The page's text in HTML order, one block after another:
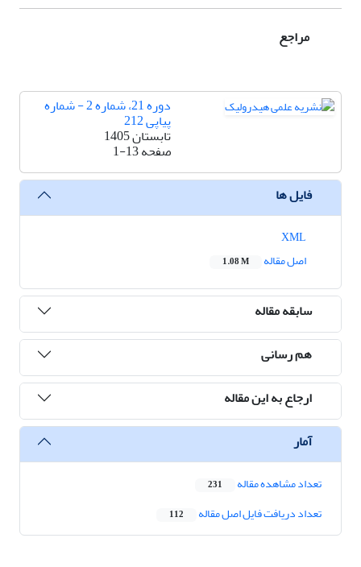
مراجع
دوره 21، شماره 2 - شماره
پیاپی 212
تابستان 1405
صفحه1-13
فایل ها
اصل مقاله
1.08 M
سابقه مقاله
هم رسانی
ارجاع به این مقاله
آمار
تعداد مشاهده مقاله 231
تعداد دریافت فایل اصل مقاله 112